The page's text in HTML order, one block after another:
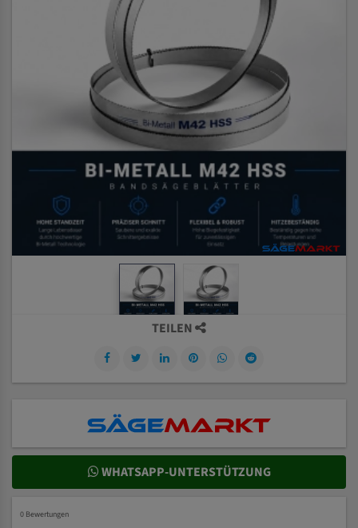
TEILEN
WHATSAPP-UNTERSTÜTZUNG
0 Bewertungen